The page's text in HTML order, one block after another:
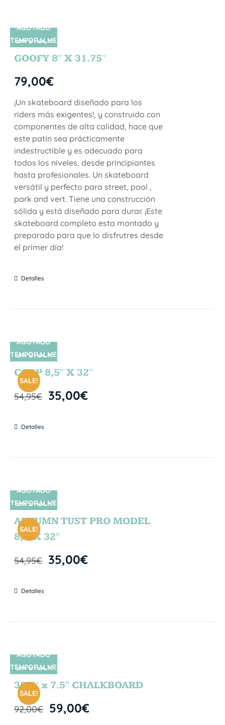
SIN STOCK
AGOTADO
TEMPORALME
NTE
GOOFY 8″ X 31.75″
79,00€
¡Un skateboard diseñado para los
riders más exigentes!, y construido con
componentes de alta calidad, hace que
este patín sea prácticamente
indestructible y es adecuado para
todos los niveles, desde principiantes
hasta profesionales. Un skateboard
versátil y perfecto para street, pool ,
park and vert. Tiene una construcción
sólida y está diseñado para durar. ¡Este
skateboard completo esta montado y
preparado para que lo disfrutres desde
el primer día!
Detalles
SIN STOCK
SALE!
AGOTADO
TEMPORALME
NTE
CORP 8,5″ X 32″
54,95€ 35,00€
Detalles
SIN STOCK
SALE!
AGOTADO
TEMPORALME
NTE
AUTUMN TUST PRO MODEL
8,5″X 32″
54,95€ 35,00€
Detalles
SIN STOCK
SALE!
AGOTADO
TEMPORALME
NTE
30.5″ x 7.5″ CHALKBOARD
92,00€ 59,00€